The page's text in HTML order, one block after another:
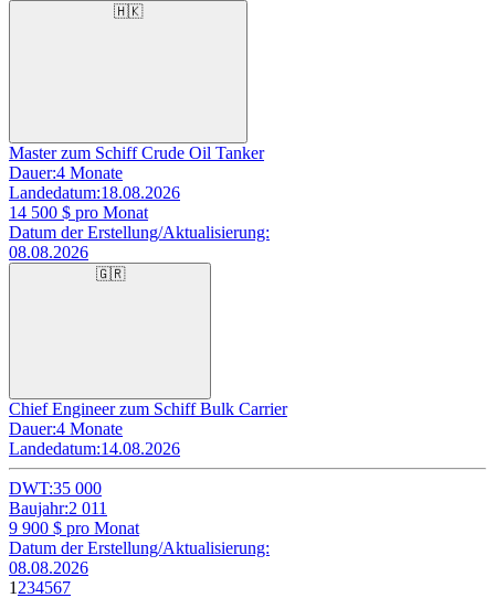
🇭🇰
Master zum Schiff Crude Oil Tanker
Dauer:4 Monate
Landedatum:18.08.2026
14 500 $ pro Monat
Datum der Erstellung/Aktualisierung:
08.08.2026
🇬🇷
Chief Engineer zum Schiff Bulk Carrier
Dauer:4 Monate
Landedatum:14.08.2026
DWT:35 000
Baujahr:2 011
9 900 $ pro Monat
Datum der Erstellung/Aktualisierung:
08.08.2026
1 234567